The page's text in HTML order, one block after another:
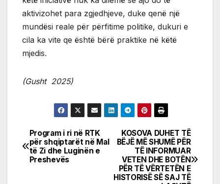
aktivizohet para zgjedhjeve, duke qenë një
mundësi reale për përfitime politike, dukuri e
cila ka vite qe është bërë praktike në këtë
mjedis.
(Gusht 2025)
Post
navigation
KOSOVA DUHET TË
BËJË MË SHUMË PËR
TË INFORMUAR
VETEN DHE BOTËN
PËR TË VËRTETËN E
HISTORISË SË SAJ TË
Program i ri në RTK
për shqiptarët në Mal
të Zi dhe Luginën e
Preshevës